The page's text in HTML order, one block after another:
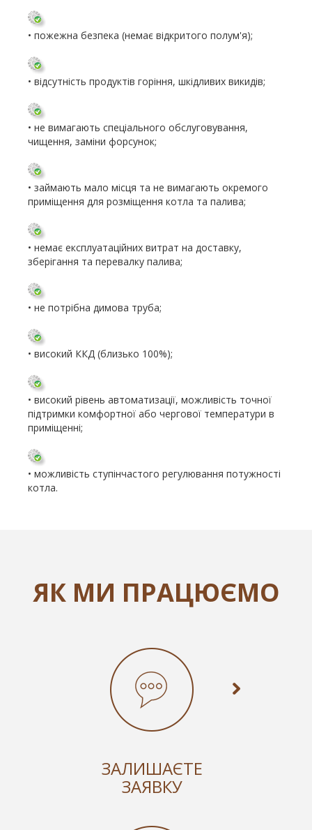
• пожежна безпека (немає відкритого полум'я);
• відсутність продуктів горіння, шкідливих викидів;
• не вимагають спеціального обслуговування,
чищення, заміни форсунок;
• займають мало місця та не вимагають окремого
приміщення для розміщення котла та палива;
• немає експлуатаційних витрат на доставку,
зберігання та перевалку палива;
• не потрібна димова труба;
• високий ККД (близько 100%);
• високий рівень автоматизації, можливість точної
підтримки комфортної або чергової температури в
приміщенні;
• можливість ступінчастого регулювання потужності
котла.
ЯК МИ ПРАЦЮЄМО
ЗАЛИШАЄТЕ
ЗАЯВКУ